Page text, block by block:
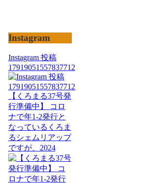
Instagram
Instagram 投稿
17919051557837712
【くろまる37号発
行準備中】 コロ
ナで年1-2発行と
なっているくろま
るシェムリアップ
ですが、2024